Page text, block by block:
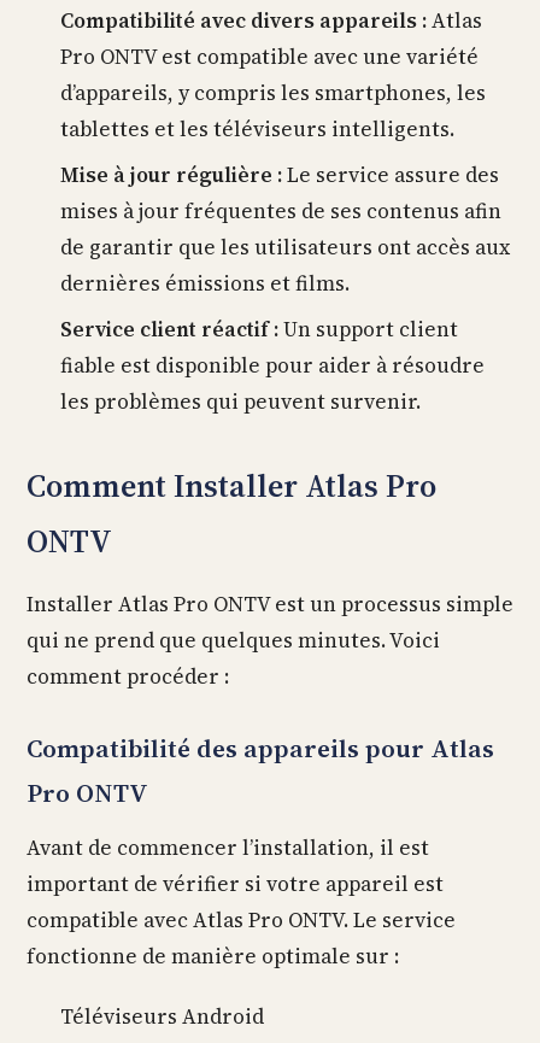
Compatibilité avec divers appareils :Atlas
Pro ONTV est compatible avec une variété
d’appareils, y compris les smartphones, les
tablettes et les téléviseurs intelligents.
Mise à jour régulière :Le service assure des
mises à jour fréquentes de ses contenus afin
de garantir que les utilisateurs ont accès aux
dernières émissions et films.
Service client réactif :Un support client
fiable est disponible pour aider à résoudre
les problèmes qui peuvent survenir.
Comment Installer Atlas Pro
ONTV
Installer Atlas Pro ONTV est un processus simple
qui ne prend que quelques minutes. Voici
comment procéder :
Compatibilité des appareils pour Atlas
Pro ONTV
Avant de commencer l’installation, il est
important de vérifier si votre appareil est
compatible avec Atlas Pro ONTV. Le service
fonctionne de manière optimale sur :
Téléviseurs Android